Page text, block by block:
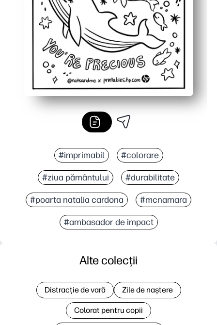
#imprimabil #colorare
#ziua pământului #durabilitate
#poarta natalia cardona #mcnamara
#ambasador de impact
Alte colecții
Distracție de vară Zile de naștere
Colorat pentru copii